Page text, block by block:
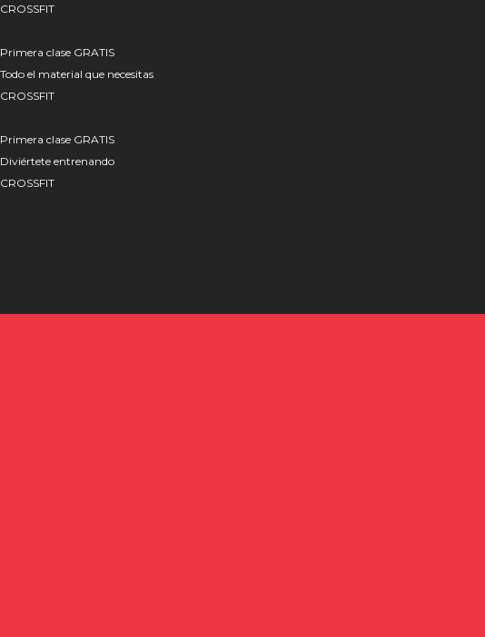
CROSSFIT
Primera clase GRATIS
Todo el material que necesitas
CROSSFIT
Primera clase GRATIS
Diviértete entrenando
CROSSFIT